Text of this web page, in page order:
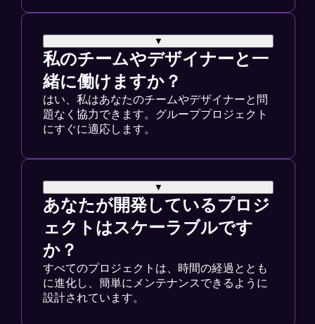
▼
私のチームやデザイナーと一
緒に働けますか？
はい、私はあなたのチームやデザイナーと問
題なく協力できます。グループプロジェクト
にすぐに適応します。
▼
あなたが開発しているプロジ
ェクトはスケーラブルです
か？
すべてのプロジェクトは、時間の経過ととも
に進化し、簡単にメンテナンスできるように
設計されています。